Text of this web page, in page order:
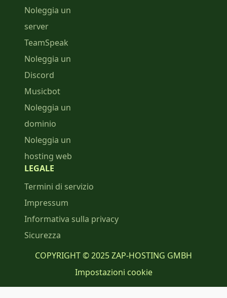
Noleggia un
server
TeamSpeak
Noleggia un
Discord
Musicbot
Noleggia un
dominio
Noleggia un
hosting web
LEGALE
Termini di servizio
Impressum
Informativa sulla privacy
Sicurezza
COPYRIGHT © 2025 ZAP-HOSTING GMBH
Impostazioni cookie